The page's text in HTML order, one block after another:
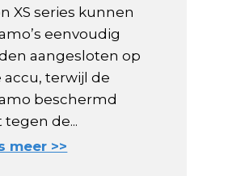
XS series kunnen
eenvoudig
aangesloten op
accu, terwijl de
beschermd
tegen de...
meer >>